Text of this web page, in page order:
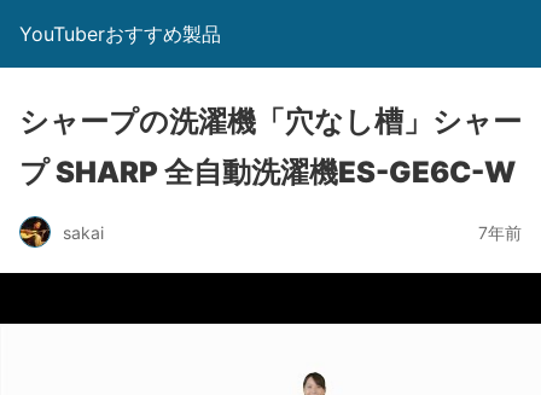
YouTuberおすすめ製品
シャープの洗濯機「穴なし槽」シャー
プ SHARP 全自動洗濯機ES-GE6C-W
sakai 7年前